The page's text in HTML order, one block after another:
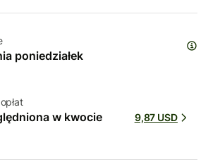
poniedziałek
w kwocie
9,87 USD